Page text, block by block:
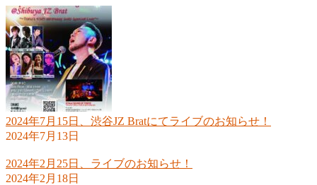
2024年7月15日、渋谷JZ Bratにてライブのお知らせ！
2024年7月13日
2024年2月25日、ライブのお知らせ！
2024年2月18日